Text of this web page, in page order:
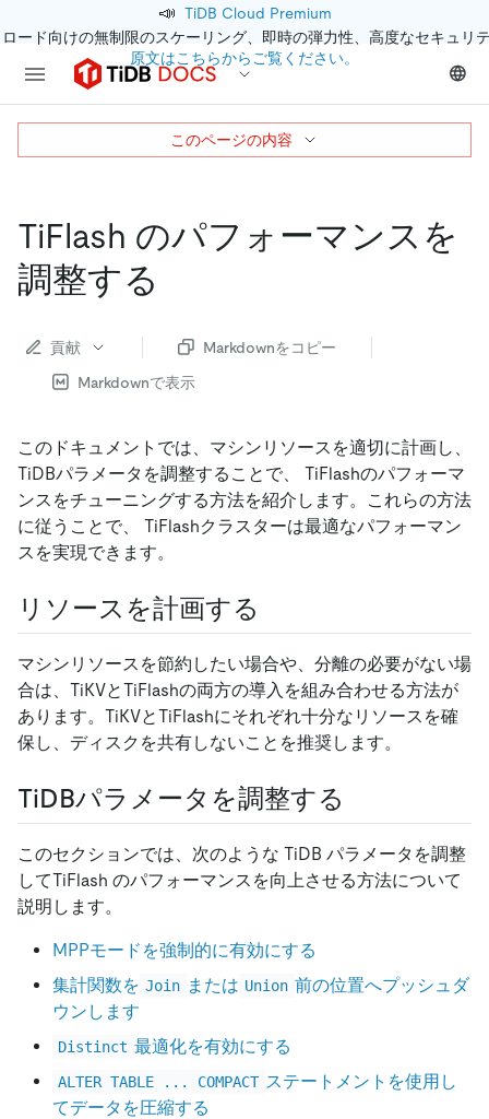
📣 TiDB Cloud Premium
ード向けの無制限のスケーリング、即時の弾力性、高度なセキュリ
原文はこちらからご覧ください。
TiFlash のパフォーマンスを
調整する
貢献
Markdownをコピー
Markdownで表示
このドキュメントでは、マシンリソースを適切に計画し、
TiDBパラメータを調整することで、 TiFlashのパフォーマ
ンスをチューニングする方法を紹介します。これらの方法
に従うことで、 TiFlashクラスターは最適なパフォーマン
スを実現できます。
リソースを計画する
マシンリソースを節約したい場合や、分離の必要がない場
合は、TiKVとTiFlashの両方の導入を組み合わせる方法が
あります。TiKVとTiFlashにそれぞれ十分なリソースを確
保し、ディスクを共有しないことを推奨します。
TiDBパラメータを調整する
このセクションでは、次のような TiDB パラメータを調整
してTiFlash のパフォーマンスを向上させる方法について
説明します。
MPPモードを強制的に有効にする
集計関数を Join または Union 前の位置へプッシュダ
ウンします
Distinct 最適化を有効にする
ALTER TABLE ... COMPACT ステートメントを使用し
てデータを圧縮する
このページの内容